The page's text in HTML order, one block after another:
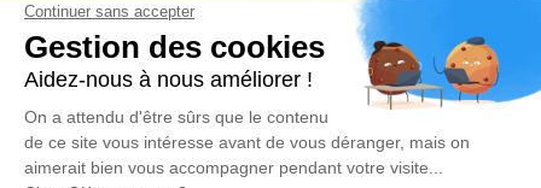
condoléances, partager des photos souvenirs, une anecdote
ou exprimer vos pensées à travers des poèmes ou des textes.
Cet endroit est un lieu d'expression dédié à honorer la
Un service de plantation d’arbre hommage est
disponible ici.